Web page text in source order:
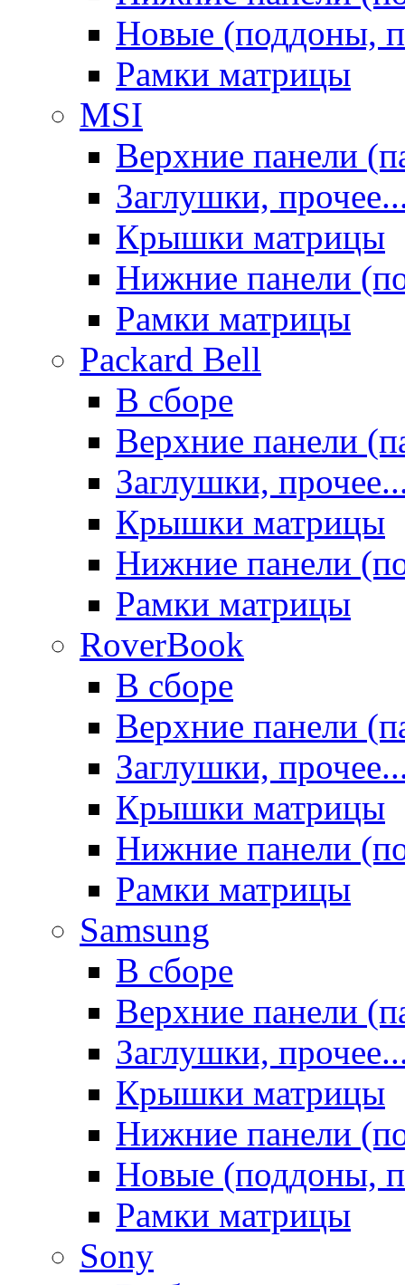
Новые (поддоны,
Рамки матрицы
MSI
Верхние панели
Заглушки,
Крышки матрицы
Нижние панели
Рамки матрицы
Packard Bell
В сборе
Верхние панели
Заглушки,
Крышки матрицы
Нижние панели
Рамки матрицы
RoverBook
В сборе
Верхние панели
Заглушки,
Крышки матрицы
Нижние панели
Рамки матрицы
Samsung
В сборе
Верхние панели
Заглушки,
Крышки матрицы
Нижние панели
Новые (поддоны,
Рамки матрицы
Sony